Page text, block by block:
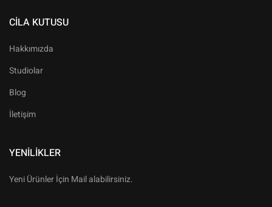
CILA KUTUSU
Hakkımızda
Studiolar
Blog
İletişim
YENILIKLER
Yeni Ürünler İçin Mail alabilirsiniz.